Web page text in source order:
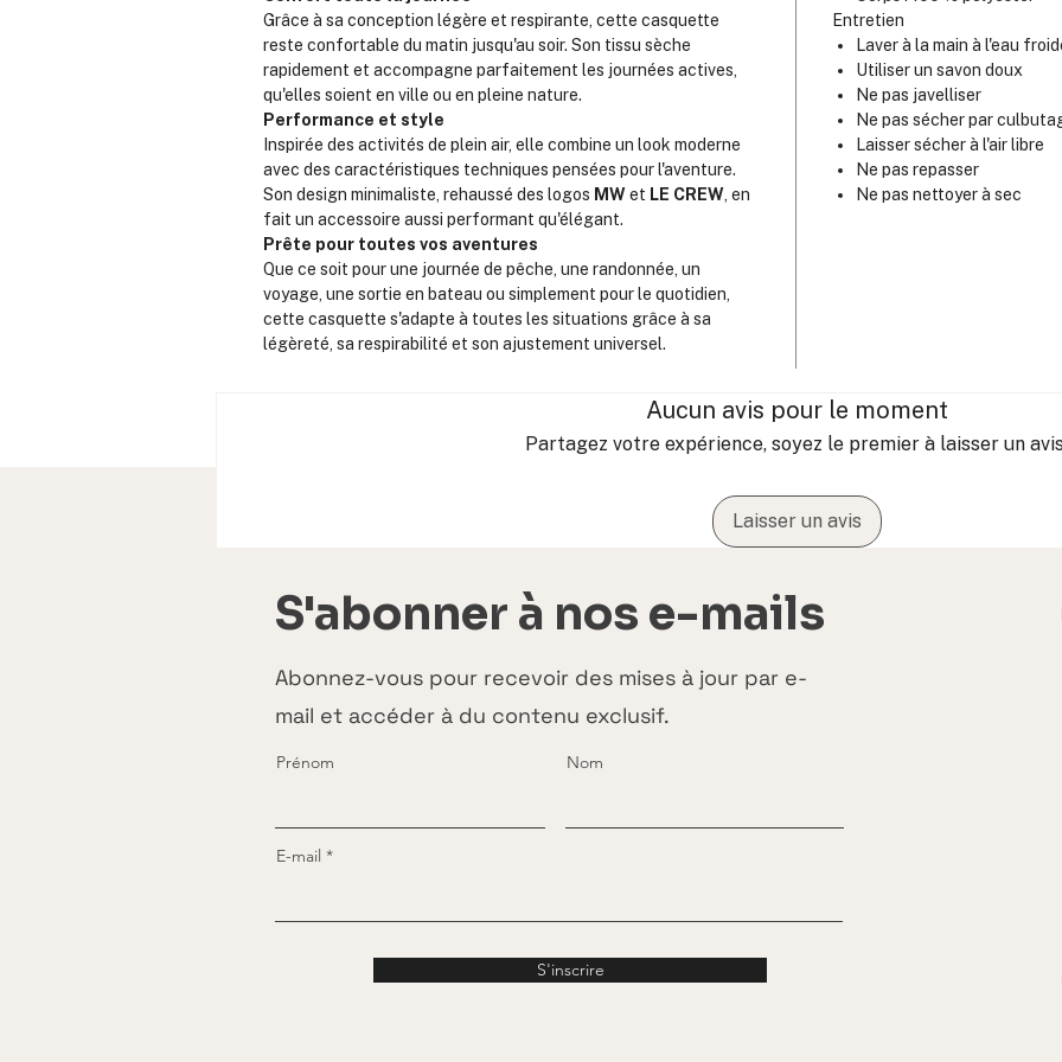
Grâce à sa conception légère et respirante, cette casquette
reste confortable du matin jusqu'au soir. Son tissu sèche
rapidement et accompagne parfaitement les journées actives,
qu'elles soient en ville ou en pleine nature.
Performance et style
Inspirée des activités de plein air, elle combine un look moderne
avec des caractéristiques techniques pensées pour l'aventure.
Son design minimaliste, rehaussé des logos MWet LE CREW, en
fait un accessoire aussi performant qu'élégant.
Prête pour toutes vos aventures
Que ce soit pour une journée de pêche, une randonnée, un
voyage, une sortie en bateau ou simplement pour le quotidien,
cette casquette s'adapte à toutes les situations grâce à sa
légèreté, sa respirabilité et son ajustement universel.
Entretien
Laver à la main à l'eau
Utiliser un savon doux
Ne pas javelliser
Ne pas sécher par
Laisser sécher à l'air libre
Ne pas repasser
Ne pas nettoyer à sec
Aucun avis pour le moment
Partagez votre expérience, soyez le premier à laisser un
Laisser un avis
S'abonner à nos e-mails
Abonnez-vous pour recevoir des mises à jour par e-
mail et accéder à du contenu exclusif.
Prénom Nom
E-mail
S'inscrire